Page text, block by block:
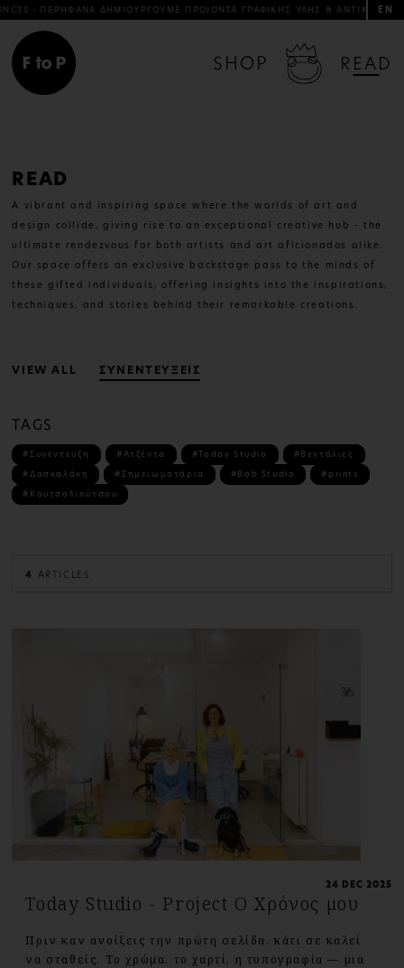
- ΠΕΡΗΦΑΝΑ ΔΗΜΙΟΥΡΓΟΥΜΕ ΠΡΟΙΟΝΤΑ ΓΡΑΦΙΚΗΣ ΥΛΗΣ & ΑΝΤΙΚΕΙΜΕΝΑ EN
SHOP READ
READ
A vibrant and inspiring space where the worlds of art and
design collide, giving rise to an exceptional creative hub - the
ultimate rendezvous for both artists and art aficionados alike.
Our space offers an exclusive backstage pass to the minds of
these gifted individuals, offering insights into the inspirations,
techniques, and stories behind their remarkable creations.
VIEW ALL ΣΥΝΕΝΤΕΥΞΕΙΣ
TAGS
#Συνέντευξη #Ατζέντα #Today Studio #Βεντάλιες
#Δασκαλάκη #Σημειωματάρια #Bob Studio #prints
#Κουτσολιούτσου
4 ARTICLES
24 DEC 2025
Today Studio - Project Ο Χρόνος μου
Πριν καν ανοίξεις την πρώτη σελίδα, κάτι σε καλεί
να σταθείς. Το χρώμα, το χαρτί, η τυπογραφία — μια